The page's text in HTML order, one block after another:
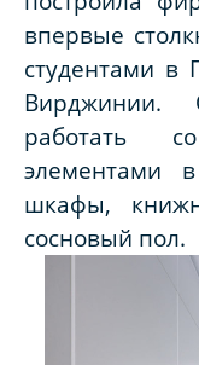
впервые
студентами в
Вирджинии.
работать
элементами
шкафы,
сосновый пол.